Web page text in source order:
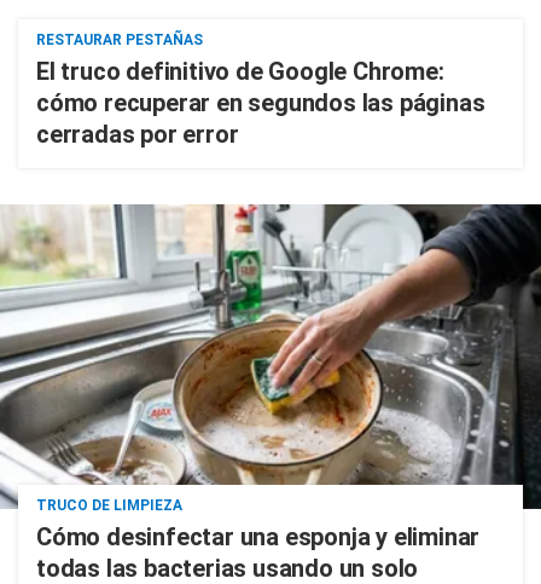
RESTAURAR PESTAÑAS
El truco definitivo de Google Chrome:
cómo recuperar en segundos las páginas
cerradas por error
TRUCO DE LIMPIEZA
Cómo desinfectar una esponja y eliminar
todas las bacterias usando un solo